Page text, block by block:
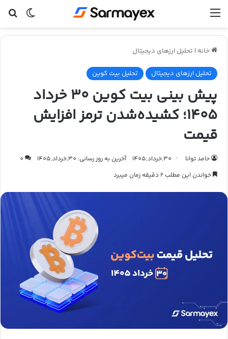
منو
خانه | تحلیل ارزهای دیجیتال
تحلیل ارزهای دیجیتال تحلیل بیت کوین
پیش بینی بیت کوین ۳۰ خرداد
۱۴۰۵؛ کشیده‌شدن ترمز افزایش
قیمت
حامد توانا 30,خرداد,1405 آخرین به روز رسانی: 30,خرداد,1405
0
خواندن این مطلب 2 دقیقه زمان میبرد